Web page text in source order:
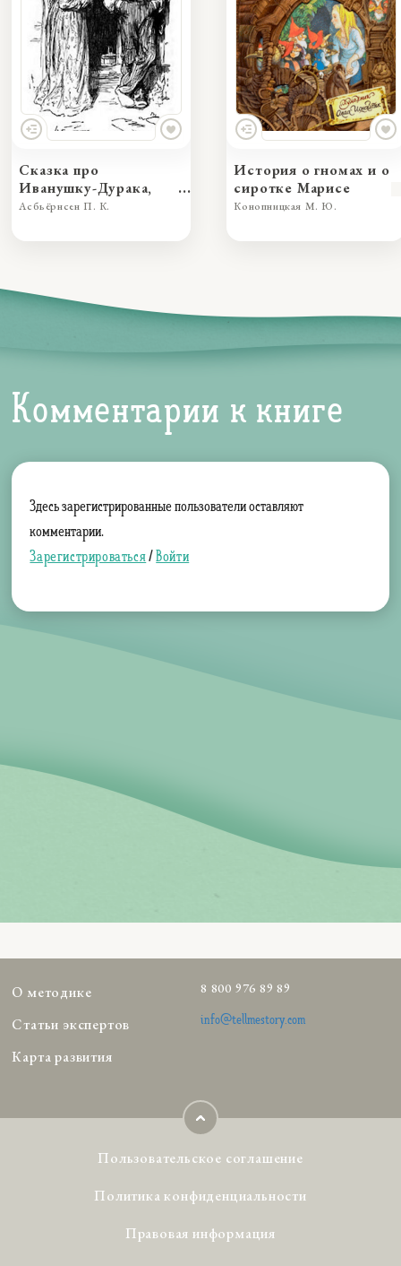
Сказка про
Иванушку-Дурака,
превзошедшего во
Асбьёрнсен П. К.
История о гномах и о
сиротке Марисе
Конопницкая М. Ю.
Комментарии к книге
Здесь зарегистрированные пользователи оставляют
комментарии.
Зарегистрироваться/Войти
О методике
Статьи экспертов
Карта развития
8 800 976 89 89
info@tellmestory.com
Пользовательское соглашение
Политика конфиденциальности
Правовая информация